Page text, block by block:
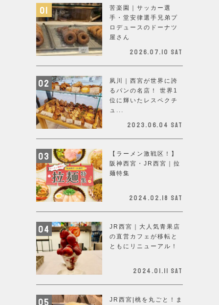
苦楽園｜サッカー選
手・堂安律選手兄弟プ
ロデュースのドーナツ
屋さん
2026.07.10 Sat
夙川｜西宮が世界に誇
るパンの名店！ 世界1
位に輝いたレスペクチ
ュ...
2023.06.04 Sat
【ラーメン激戦区！】
阪神西宮・JR西宮｜拉
麺特集
2024.02.18 Sat
JR西宮｜大人気青果店
の直営カフェが移転と
ともにリニューアル！
2024.01.11 Sat
JR西宮|桃を丸ごと！ま